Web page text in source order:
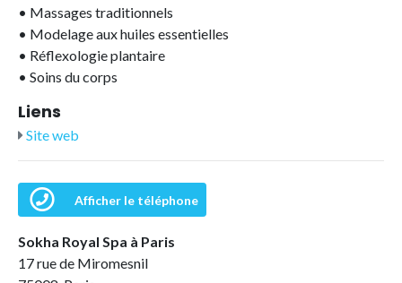
• Massages traditionnels
• Modelage aux huiles essentielles
• Réflexologie plantaire
• Soins du corps
Liens
Site web
Afficher le téléphone
Sokha Royal Spa à Paris
17 rue de Miromesnil